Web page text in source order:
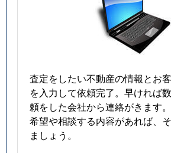
査定をしたい不動産の情報とお
を入力して依頼完了。早ければ
頼をした会社から連絡がきます。
希望や相談する内容があれば、
ましょう。